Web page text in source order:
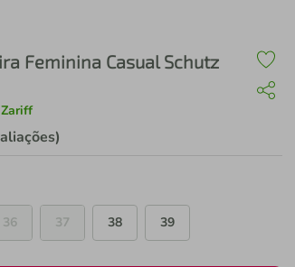
Feminina Casual Schutz
Zariff
36 37 38 39